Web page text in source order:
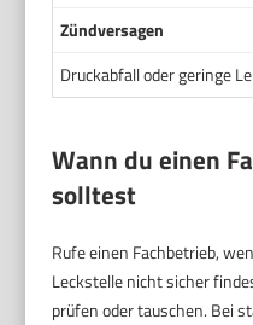
Zündversagen
Druckabfall oder geringe
Wann du einen
solltest
Rufe einen Fachbetrieb,
Leckstelle nicht sicher
prüfen oder tauschen. Bei